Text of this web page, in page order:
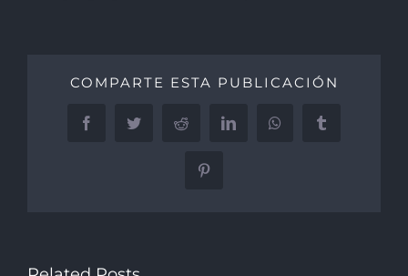
COMPARTE ESTA PUBLICACIÓN
FacebookTwitter Reddit LinkedInWhatsAppTumblr
Pinterest